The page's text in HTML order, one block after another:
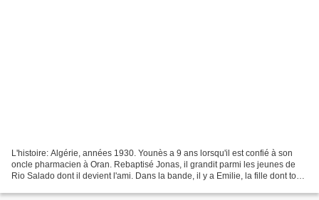
L'histoire: Algérie, années 1930. Younès a 9 ans lorsqu'il est confié à son
oncle pharmacien à Oran. Rebaptisé Jonas, il grandit parmi les jeunes de
Rio Salado dont il devient l'ami. Dans la bande, il y a Emilie, la fille dont tous